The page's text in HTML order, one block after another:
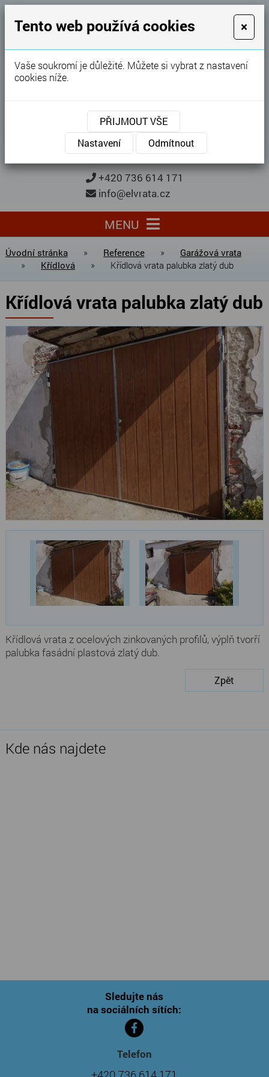
GARÁŽOVÁ VRATA
Karel Procházka
Garážová vrata, brány, ploty ...
Kontaktujte nás
KONTAKTUJTE NÁS
+420 736 614 171
info@elvrata.cz
MENU
Úvodní stránka » Reference »
Garážová vrata
»
Křídlová » Křídlová vrata palubka zlatý dub
Křídlová vrata palubka zlatý dub
Křídlová vrata z ocelových zinkovaných profilů, výplň tvorří
palubka fasádní plastová zlatý dub.
Zpět
Kde nás najdete
Sledujte nás
na sociálních sítích:
Telefon
Tento web používá cookies ×
Vaše soukromí je důležité. Můžete si vybrat z nastavení
cookies níže.
PŘIJMOUT VŠE
Nastavení
Odmítnout